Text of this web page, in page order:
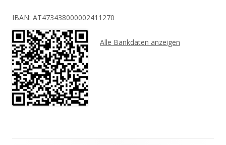
IBAN: AT473438000002411270
Alle Bankdaten anzeigen